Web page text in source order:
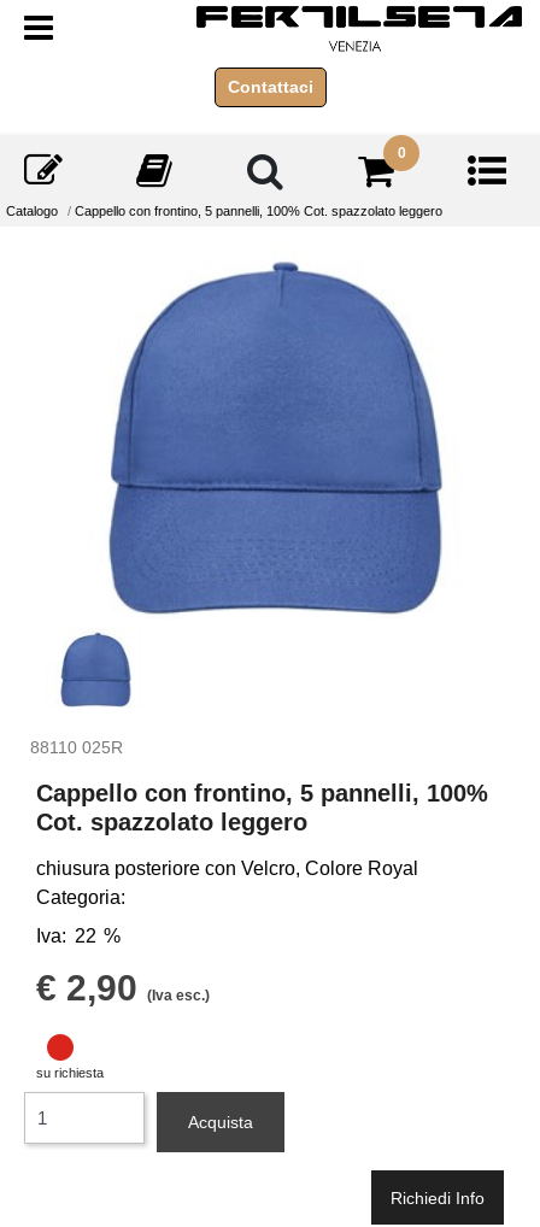
Contattaci
0
Catalogo Cappello con frontino, 5 pannelli, 100% Cot. spazzolato leggero
88110 025R
Cappello con frontino, 5 pannelli, 100%
Cot. spazzolato leggero
chiusura posteriore con Velcro, Colore Royal
Categoria:
Iva: 22
€ 2,90 (Iva esc.)
su richiesta
Acquista
Richiedi Info